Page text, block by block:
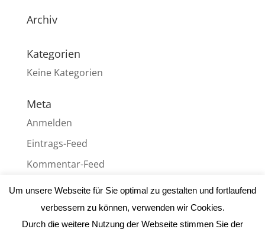
Archiv
Kategorien
Keine Kategorien
Meta
Anmelden
Eintrags-Feed
Kommentar-Feed
WordPress.org
Um unsere Webseite für Sie optimal zu gestalten und fortlaufend
verbessern zu können, verwenden wir Cookies.
Durch die weitere Nutzung der Webseite stimmen Sie der